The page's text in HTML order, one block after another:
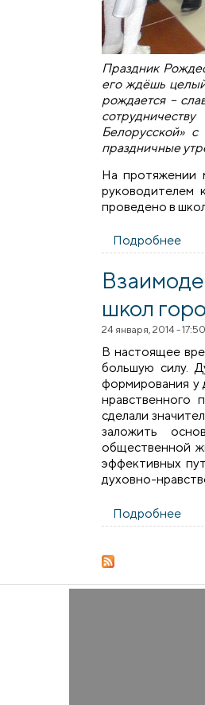
Праздник
его ждёшь целый
рождается –
Белорусской»
праздничные
На протяжении
руководителем
проведено в
Подробнее
школ
24 января, 2014 - 17:50
В настоящее
большую силу.
формирования у
нравственного
сделали
заложить
общественной
эффективных
духовно-
Подробнее